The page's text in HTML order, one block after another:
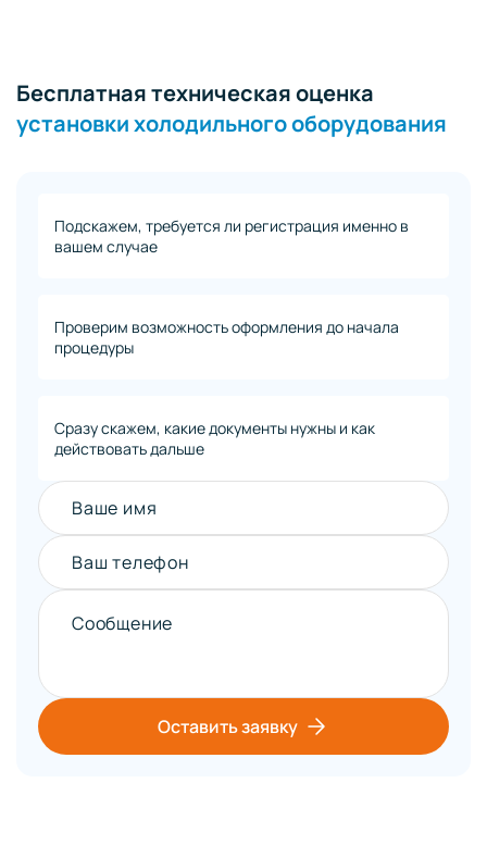
Бесплатная техническая оценка
установки холодильного оборудования
Подскажем, требуется ли регистрация именно в
вашем случае
Проверим возможность оформления до начала
процедуры
Сразу скажем, какие документы нужны и как
действовать дальше
Ваше имя
Ваш телефон
Сообщение
Оставить заявку